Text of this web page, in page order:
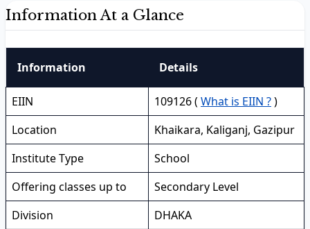
Information At a Glance
Information Details
EIIN 109126 ( What is EIIN ?)
Location
Khaikara, Kaliganj, Gazipur
Institute Type
School
Offering classes up to
Secondary Level
Division
DHAKA